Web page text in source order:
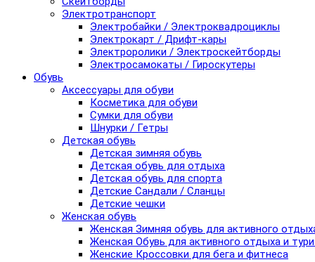
Электротранспорт
Электробайки / Электроквадроциклы
Электрокарт / Дрифт-кары
Электроролики / Электроскейтборды
Электросамокаты / Гироскутеры
Обувь
Аксессуары для обуви
Косметика для обуви
Сумки для обуви
Шнурки / Гетры
Детская обувь
Детская зимняя обувь
Детская обувь для отдыха
Детская обувь для спорта
Детские Сандали / Сланцы
Детские чешки
Женская обувь
Женская Зимняя обувь для активного
Женская Обувь для активного отдыха и
Женские Кроссовки для бега и фитнеса